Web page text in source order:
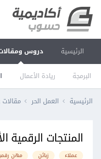
الرئيسية دروس
البرمجة ريادة الأعمال
الرئيسية العمل الحر
المنتجات الرقمية
عملاء زبائن مهن